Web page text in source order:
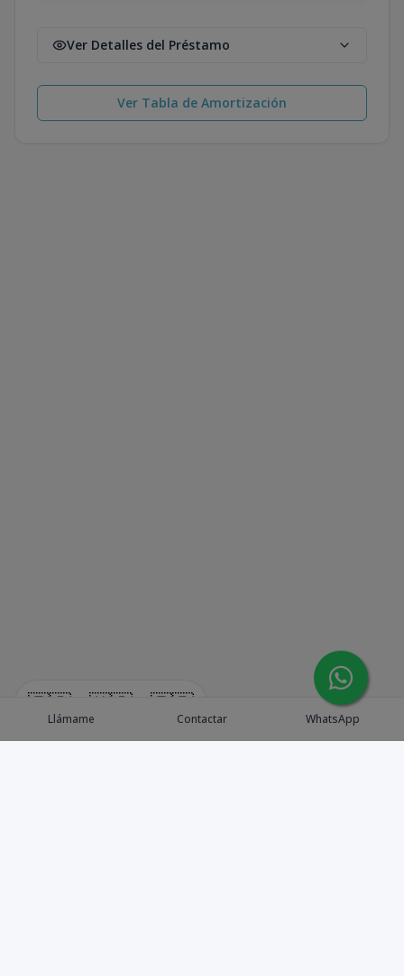
🇪🇸 🇺🇸 🇫🇷
Ver Detalles del Préstamo
Ver Tabla de Amortización
Llámame Contactar WhatsApp